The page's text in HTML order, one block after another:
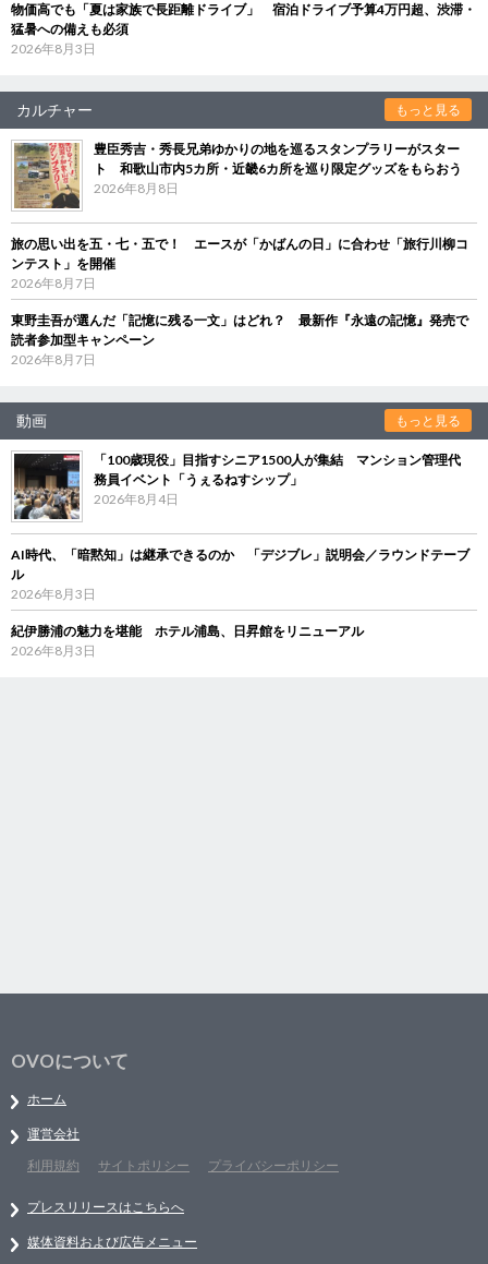
物価高でも「夏は家族で長距離ドライブ」 宿泊ドライブ予算4万円超、渋滞・
猛暑への備えも必須
2026年8月3日
カルチャー もっと見る
豊臣秀吉・秀長兄弟ゆかりの地を巡るスタンプラリーがスター
ト 和歌山市内5カ所・近畿6カ所を巡り限定グッズをもらおう
2026年8月8日
旅の思い出を五・七・五で！ エースが「かばんの日」に合わせ「旅行川柳コ
ンテスト」を開催
2026年8月7日
東野圭吾が選んだ「記憶に残る一文」はどれ？ 最新作『永遠の記憶』発売で
読者参加型キャンペーン
2026年8月7日
動画 もっと見る
「100歳現役」目指すシニア1500人が集結 マンション管理代
務員イベント「うぇるねすシップ」
2026年8月4日
AI時代、「暗黙知」は継承できるのか 「デジブレ」説明会／ラウンドテーブ
ル
2026年8月3日
紀伊勝浦の魅力を堪能 ホテル浦島、日昇館をリニューアル
2026年8月3日
OVOについて
ホーム
運営会社
利用規約
サイトポリシー プライバシーポリシー
プレスリリースはこちらへ
媒体資料および広告メニュー